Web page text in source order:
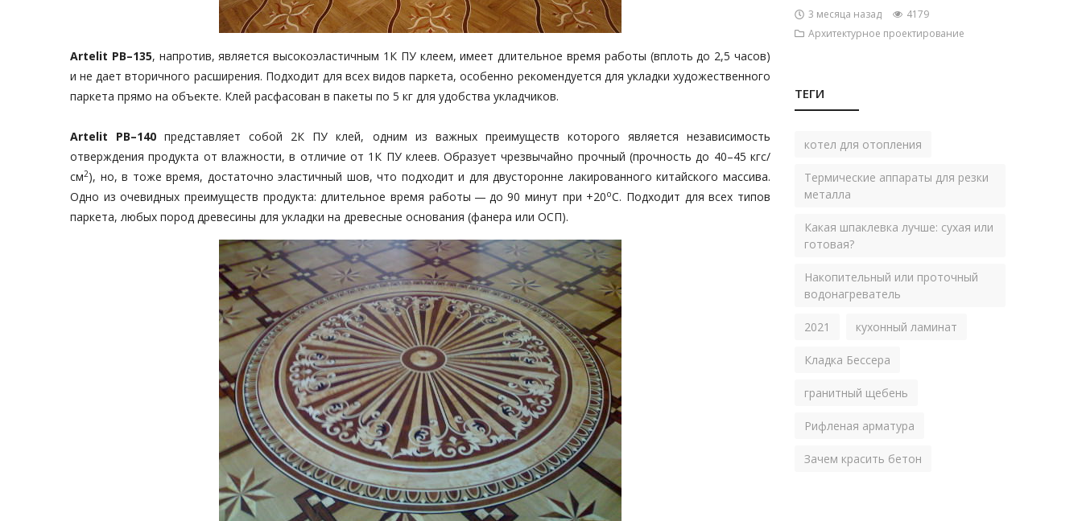
Artelit РВ–135, напротив, является высокоэластичным 1К ПУ клеем, имеет длительное время работы (вплоть до 2,5 часов)
и не дает вторичного расширения. Подходит для всех видов паркета, особенно рекомендуется для укладки художественного
паркета прямо на объекте. Клей расфасован в пакеты по 5 кг для удобства укладчиков.
Artelit РВ–140 представляет собой 2К ПУ клей, одним из важных преимуществ которого является независимость
отверждения продукта от влажности, в отличие от 1К ПУ клеев. Образует чрезвычайно прочный (прочность до 40–45 кгс/
см2), но, в тоже время, достаточно эластичный шов, что подходит и для двусторонне лакированного китайского массива.
Одно из очевидных преимуществ продукта: длительное время работы — до 90 минут при +20оС. Подходит для всех типов
паркета, любых пород древесины для укладки на древесные основания (фанера или ОСП).
3 месяца назад
4179
Архитектурное проектирование
ТЕГИ
котел для отопления
Термические аппараты для резки
металла
Какая шпаклевка лучше: сухая или
готовая?
Накопительный или проточный
водонагреватель
2021 кухонный ламинат
Кладка Бессера
гранитный щебень
Рифленая арматура
Зачем красить бетон